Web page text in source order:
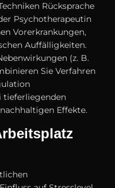
Rücksprache
Psychotherapeutin
Vorerkrankungen,
Auffälligkeiten.
(z. B.
S‬ie Verfahren
tieferliegenden
Effekte.